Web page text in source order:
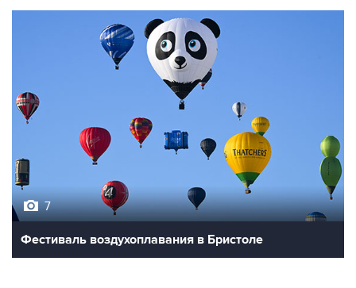
7
Фестиваль воздухоплавания в Бристоле